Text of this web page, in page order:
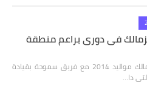
فى دورى براعم منطقة
كتب -مسعد مجاهد تعادل فريق الزمالك مواليد 2014 مع فريق سموحة بقيادة
دا…